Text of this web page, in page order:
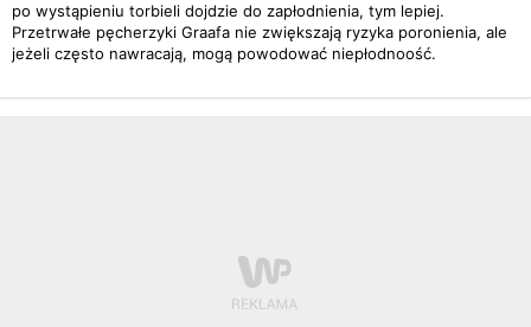
po wystąpieniu torbieli dojdzie do zapłodnienia, tym lepiej.
Przetrwałe pęcherzyki Graafa nie zwiększają ryzyka poronienia, ale
jeżeli często nawracają, mogą powodować niepłodnoość.